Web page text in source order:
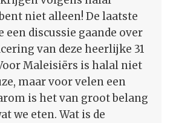
niet alleen! De laatste
discussie gaande over
van deze heerlijke 31
Maleisiërs is halal niet
maar voor velen een
is het van groot belang
we eten. Wat is de